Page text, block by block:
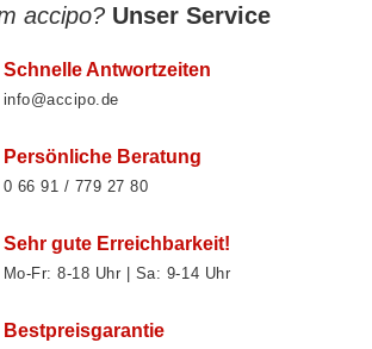
accipo? Unser Service
Schnelle Antwortzeiten
info@accipo.de
Persönliche Beratung
0 66 91 / 779 27 80
Sehr gute Erreichbarkeit!
Mo-Fr: 8‑18 Uhr | Sa: 9‑14 Uhr
Bestpreisgarantie